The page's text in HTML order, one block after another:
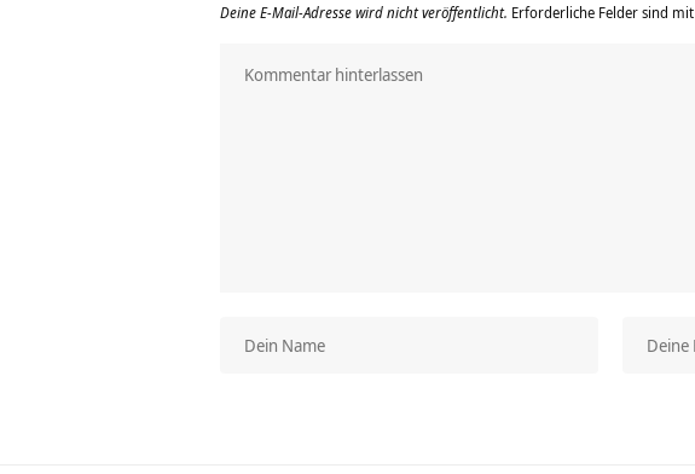
Deine E-Mail-Adresse wird nicht veröffentlicht. Erforderliche Felder sind mit